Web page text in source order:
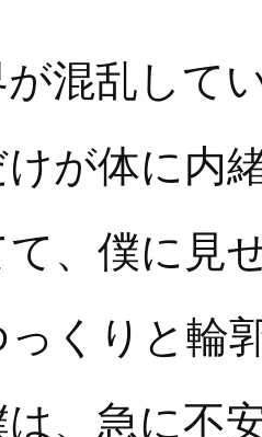
混乱して
が体に内
て、僕に見
っくりと輪
、急に不